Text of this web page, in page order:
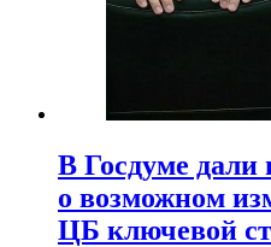
В Госдуме дали
о возможном
ЦБ ключевой